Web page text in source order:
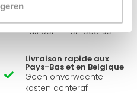
jours
Pas bon = remboursé
Livraison rapide aux
Pays-Bas et en Belgique
Geen onverwachte
kosten achteraf